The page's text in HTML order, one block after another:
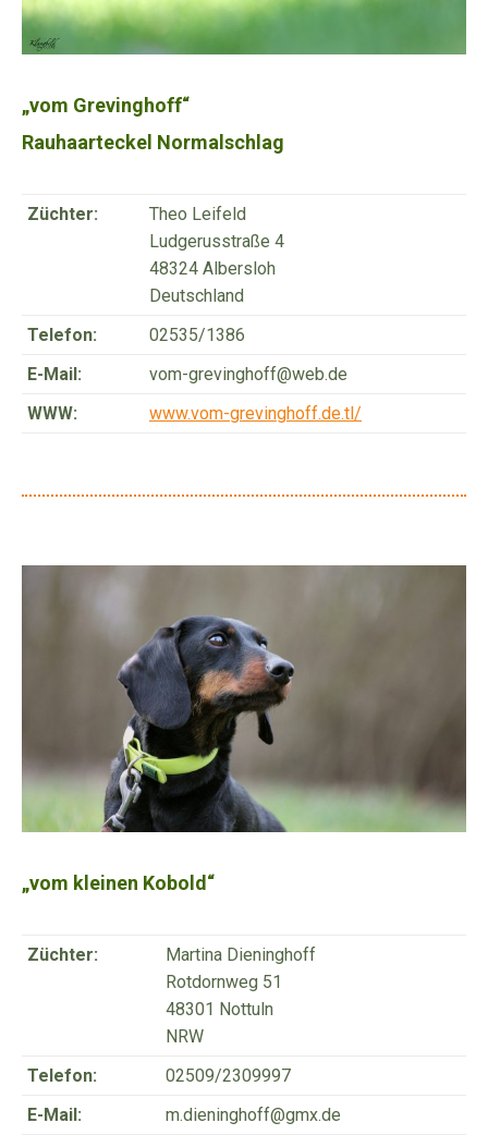
„vom Grevinghoff“
Rauhaarteckel Normalschlag
Züchter:
Theo Leifeld
Ludgerusstraße 4
48324 Albersloh
Deutschland
Telefon:
02535/1386
E-Mail:
vom-grevinghoff@web.de
WWW:
www.vom-grevinghoff.de.tl/
„vom kleinen Kobold“
Züchter:
Martina Dieninghoff
Rotdornweg 51
48301 Nottuln
NRW
Telefon:
02509/2309997
E-Mail:
m.dieninghoff@gmx.de